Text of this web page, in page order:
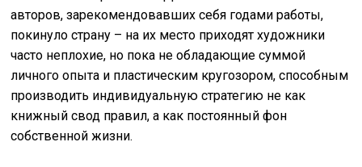
авторов, зарекомендовавших себя годами работы,
покинуло страну – на их место приходят художники
часто неплохие, но пока не обладающие суммой
личного опыта и пластическим кругозором, способным
производить индивидуальную стратегию не как
книжный свод правил, а как постоянный фон
собственной жизни.